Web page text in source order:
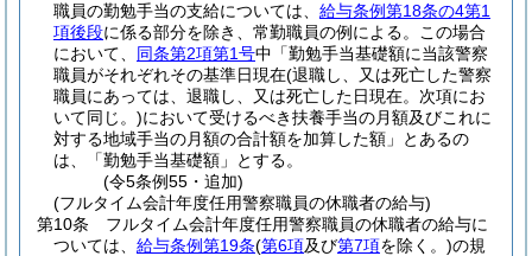
職員の勤勉手当の支給については、 給与条例第18条の4第1
項後段に係る部分を除き、常勤職員の例による。
この場合
において、 同条第2項第1号中「勤勉手当基礎額に当該警察
職員がそれぞれその基準日現在(退職し、又は死亡した警察
職員にあっては、退職し、又は死亡した日現在。次項にお
いて同じ。)において受けるべき扶養手当の月額及びこれに
対する地域手当の月額の合計額を加算した額」とあるの
は、「勤勉手当基礎額」とする。
(令5条例55・追加)
(フルタイム会計年度任用警察職員の休職者の給与)
第10条
フルタイム会計年度任用警察職員の休職者の給与に
ついては、 給与条例第19条(第6項及び第7項を除く。)の規